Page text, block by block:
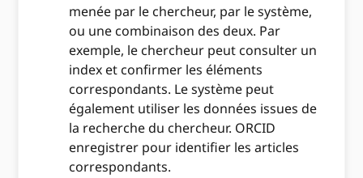
menée par le chercheur, par le système,
ou une combinaison des deux. Par
exemple, le chercheur peut consulter un
index et confirmer les éléments
correspondants. Le système peut
également utiliser les données issues de
la recherche du chercheur. ORCID
enregistrer pour identifier les articles
correspondants.